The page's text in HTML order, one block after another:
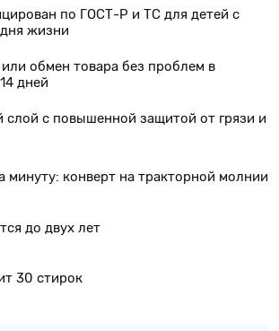
по ГОСТ-Р и ТС для детей с
жизни
обмен товара без проблем в
дней
слой с повышенной защитой от грязи и
минуту: конверт на тракторной молнии
до двух лет
30 стирок